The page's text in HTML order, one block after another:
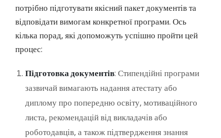
потрібно підготувати якісний пакет документів та
відповідати вимогам конкретної програми. Ось
кілька порад, які допоможуть успішно пройти цей
процес:
Підготовка документів: Стипендійні програми
зазвичай вимагають надання атестату або
диплому про попередню освіту, мотиваційного
листа, рекомендацій від викладачів або
роботодавців, а також підтвердження знання